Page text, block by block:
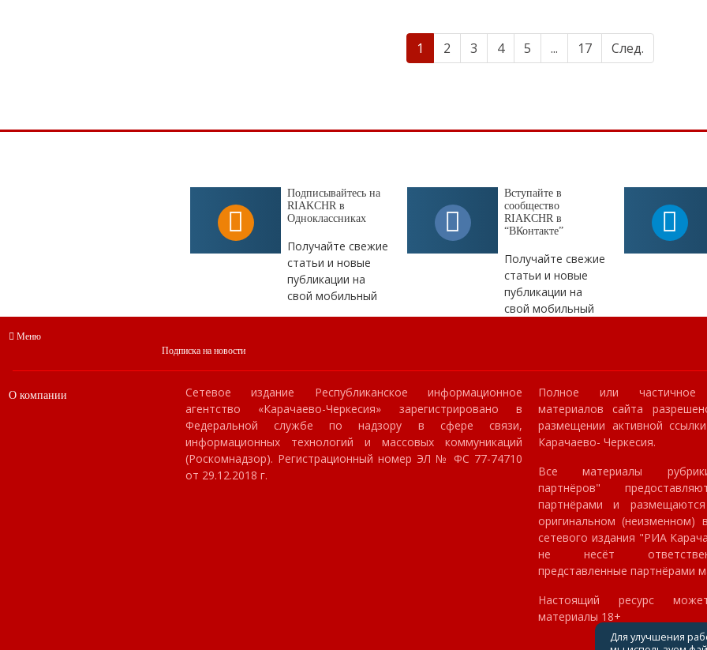
1 2 3 4 5 ... 17 След.
Подписывайтесь на
RIAKCHR в
Одноклассниках
Получайте свежие
статьи и новые
публикации на
свой мобильный
Вступайте в
сообщество
RIAKCHR в
“ВКонтакте”
Получайте свежие
статьи и новые
публикации на
свой мобильный
Меню
Подписка на новости
О компании
Сетевое издание Республиканское информационное
агентство «Карачаево-Черкесия» зарегистрировано в
Федеральной службе по надзору в сфере связи,
информационных технологий и массовых коммуникаций
(Роскомнадзор). Регистрационный номер ЭЛ № ФС 77-74710
от 29.12.2018 г.
Полное или частичное
материалов сайта
размещении активной
Карачаево- Черкесия.
Все материалы
партнёров"
партнёрами и
оригинальном (неизменном)
сетевого издания "РИА
не несёт
представленные партнёрами
Настоящий ресурс
материалы 18+
Для улучшения